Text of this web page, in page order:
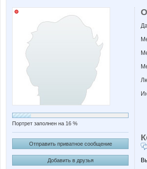
Портрет заполнен на 16 %
Отправить приватное сообщение
Добавить в друзья